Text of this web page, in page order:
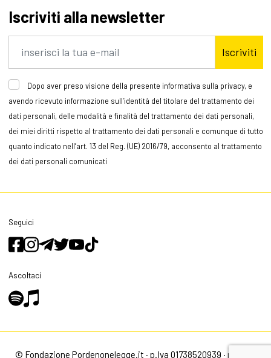
Iscriviti alla newsletter
Iscriviti
Dopo aver preso visione della presente informativa sulla privacy, e
avendo ricevuto informazione sull’identità del titolare del trattamento dei
dati personali, delle modalità e finalità del trattamento dei dati personali,
dei miei diritti rispetto al trattamento dei dati personali e comunque di tutto
quanto indicato nell’art. 13 del Reg. (UE) 2016/79, acconsento al trattamento
dei dati personali comunicati
Seguici
Ascoltaci
© Fondazione Pordenonelegge.it · p.Iva 01738520939 · privacy